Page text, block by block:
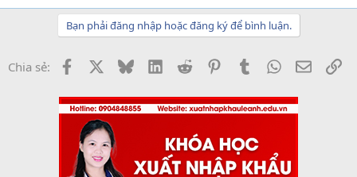
Bạn phải đăng nhập hoặc đăng ký để bình luận.
Chia sẻ: Facebook BlueskyLinkedInReddit PinterestTumblrWhatsApp
Email